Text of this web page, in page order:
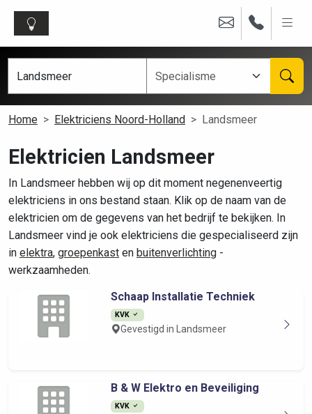
Home Elektriciens Noord-Holland Landsmeer
Elektricien Landsmeer
In Landsmeer hebben wij op dit moment negenenveertig
elektriciens in ons bestand staan. Klik op de naam van de
elektricien om de gegevens van het bedrijf te bekijken. In
Landsmeer vind je ook elektriciens die gespecialiseerd zijn
in elektra, groepenkast en buitenverlichting -
werkzaamheden.
Schaap Installatie Techniek
KVK
Gevestigd in Landsmeer
B & W Elektro en Beveiliging
KVK